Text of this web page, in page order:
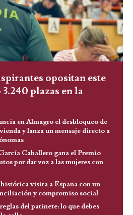
opositan este
plazas en la
en Almagro el desbloqueo de
y lanza un mensaje directo a
Caballero gana el Premio
por dar voz a las mujeres con
visita a España con un
y compromiso social
del patinete: lo que debes